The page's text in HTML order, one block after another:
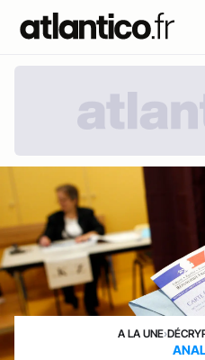
A LA UNE›